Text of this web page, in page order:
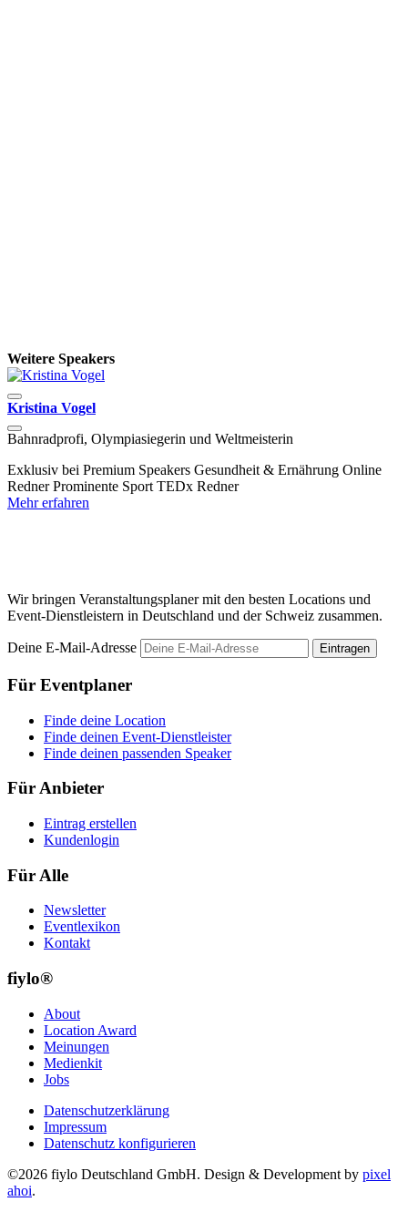
Weitere Speakers
Kristina Vogel
Bahnradprofi, Olympiasiegerin und Weltmeisterin
Exklusiv bei Premium Speakers Gesundheit & Ernährung Online
Redner Prominente Sport TEDx Redner
Mehr erfahren
Wir bringen Veranstaltungsplaner mit den besten Locations und
Event-Dienstleistern in Deutschland und der Schweiz zusammen.
Deine E-Mail-Adresse Eintragen
Für Eventplaner
Finde deine Location
Finde deinen Event-Dienstleister
Finde deinen passenden Speaker
Für Anbieter
Eintrag erstellen
Kundenlogin
Für Alle
Newsletter
Eventlexikon
Kontakt
fiylo®
About
Location Award
Meinungen
Medienkit
Jobs
Datenschutzerklärung
Impressum
Datenschutz konfigurieren
©2026 fiylo Deutschland GmbH. Design & Development by pixel
ahoi.